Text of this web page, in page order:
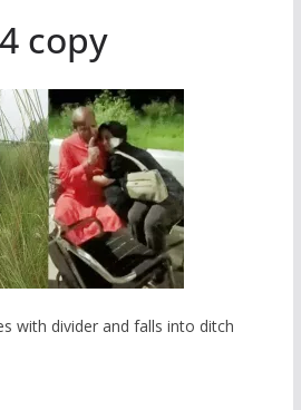
copy
with divider and falls into ditch